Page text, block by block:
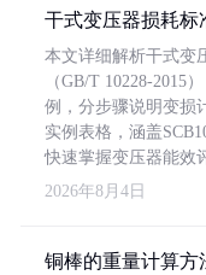
干式变压器损耗标
本文详细解析干式变
（GB/T 10228-2015
例，分步骤说明变损
实例表格，涵盖
快速掌握变压器能效
2026年8月4日
铜棒的重量计算方